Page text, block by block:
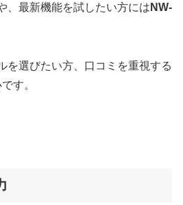
、最新機能を試したい方には NW-
を選びたい方、口コミを重視する
す。